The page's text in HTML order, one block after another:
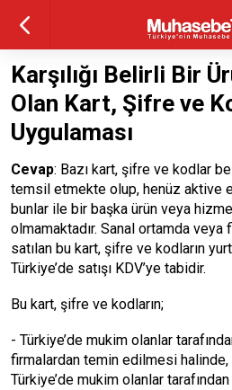
Karşılığı Belirli Bir
Olan Kart, Şifre ve
Uygulaması
Cevap: Bazı kart, şifre ve kodlar
temsil etmekte olup, henüz aktive
bunlar ile bir başka ürün veya
olmamaktadır. Sanal ortamda
satılan bu kart, şifre ve kodların
Türkiye’de satışı KDV’ye tabidir.
Bu kart, şifre ve kodların;
- Türkiye’de mukim olanlar
firmalardan temin edilmesi halinde,
Türkiye’de mukim olanlar